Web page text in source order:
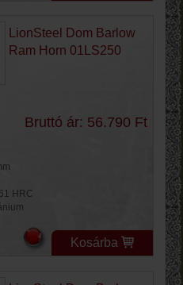
LionSteel Dom Barlow
Ram Horn 01LS250
Bruttó ár: 56.790 Ft
HRC
Kosárba